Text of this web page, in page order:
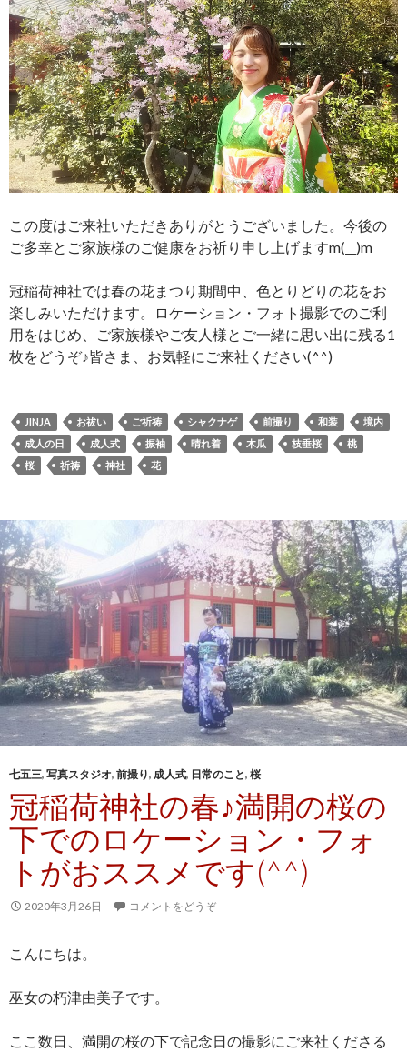
この度はご来社いただきありがとうございました。今後の
ご多幸とご家族様のご健康をお祈り申し上げますm(__)m
冠稲荷神社では春の花まつり期間中、色とりどりの花をお
楽しみいただけます。ロケーション・フォト撮影でのご利
用をはじめ、ご家族様やご友人様とご一緒に思い出に残る1
枚をどうぞ♪皆さま、お気軽にご来社ください(^^)
JINJA お祓い ご祈祷 シャクナゲ 前撮り 和装
境内
成人の日
成人式 振袖 晴れ着 木瓜 枝垂桜
桃
桜
祈祷 神社 花
七五三, 写真スタジオ, 前撮り, 成人式, 日常のこと, 桜
冠稲荷神社の春♪満開の桜の
下でのロケーション・フォ
トがおススメです(^^)
2020年3月26日 コメントをどうぞ
こんにちは。
巫女の朽津由美子です。
ここ数日、満開の桜の下で記念日の撮影にご来社くださる